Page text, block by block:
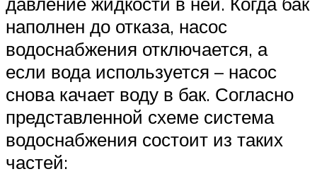
наполнен до отказа, насос
водоснабжения отключается, а
если вода используется – насос
снова качает воду в бак. Согласно
представленной схеме система
водоснабжения состоит из таких
частей: